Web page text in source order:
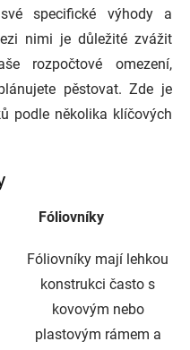
specifické výhody a
nimi je důležité zvážit
rozpočtové omezení,
pěstovat. Zde je
podle několika klíčových
Fóliovníky
Fóliovníky mají lehkou
konstrukci často s
kovovým nebo
plastovým rámem a